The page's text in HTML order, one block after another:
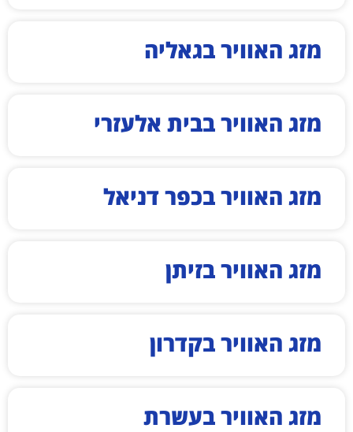
מזג האוויר בגאליה
מזג האוויר בבית אלעזרי
מזג האוויר בכפר דניאל
מזג האוויר בזיתן
מזג האוויר בקדרון
מזג האוויר בעשרת